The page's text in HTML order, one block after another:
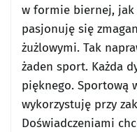
w formie biernej,
pasjonuję się
żużlowymi. Tak
żaden sport. Każda
pięknego. Sportową
wykorzystuję przy
Doświadczeniami